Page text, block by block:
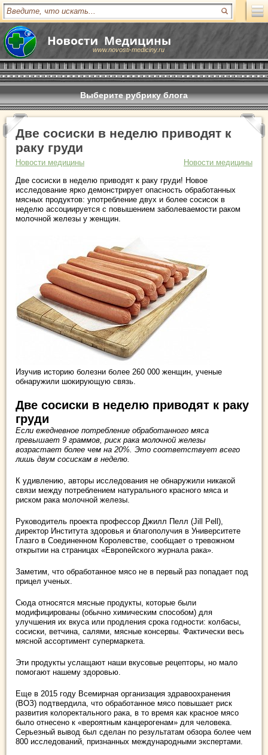
www.novosti-mediciny.ru
Выберите рубрику блога
Две сосиски в неделю приводят к
раку груди
Новости медицины
Новости медицины
Две сосиски в неделю приводят к раку груди! Новое
исследование ярко демонстрирует опасность обработанных
мясных продуктов: употребление двух и более сосисок в
неделю ассоциируется с повышением заболеваемости раком
молочной железы у женщин.
Изучив историю болезни более 260 000 женщин, ученые
обнаружили шокирующую связь.
Две сосиски в неделю приводят к раку
груди
Если ежедневное потребление обработанного мяса
превышает 9 граммов, риск рака молочной железы
возрастает более чем на 20%. Это соответствует всего
лишь двум сосискам в неделю.
К удивлению, авторы исследования не обнаружили никакой
связи между потреблением натурального красного мяса и
риском рака молочной железы.
Руководитель проекта профессор Джилл Пелл (Jill Pell),
директор Института здоровья и благополучия в Университете
Глазго в Соединенном Королевстве, сообщает о тревожном
открытии на страницах «Европейского журнала рака».
Заметим, что обработанное мясо не в первый раз попадает под
прицел ученых.
Сюда относятся мясные продукты, которые были
модифицированы (обычно химическим способом) для
улучшения их вкуса или продления срока годности: колбасы,
сосиски, ветчина, салями, мясные консервы. Фактически весь
мясной ассортимент супермаркета.
Эти продукты услащают наши вкусовые рецепторы, но мало
помогают нашему здоровью.
Еще в 2015 году Всемирная организация здравоохранения
(ВОЗ) подтвердила, что обработанное мясо повышает риск
развития колоректального рака, в то время как красное мясо
было отнесено к «вероятным канцерогенам» для человека.
Серьезный вывод был сделан по результатам обзора более чем
800 исследований, признанных международными экспертами.